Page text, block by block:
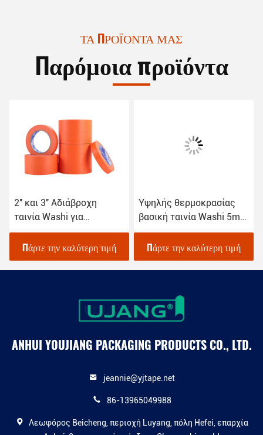
ΤΑ ΠΡΟΪΌΝΤΑ ΜΑΣ
Παρόμοια προϊόντα
2′′ και 3′′ Αδιάβροχη
ταινία Washi για
εσωτερική εξωτερική
ζωγραφική
Πάρτε την καλύτερη τιμή
Υψηλής θερμοκρασίας
βασική ταινία Washi 5mm
για βαφή αυτοκινήτων
Πάρτε την καλύτερη τιμή
ANHUI YOUJIANG PACKAGING PRODUCTS CO., LTD.
jeannie@yjtape.net
86-13965049988
Λεωφόρος Beicheng, περιοχή Luyang, πόλη Hefei, επαρχία